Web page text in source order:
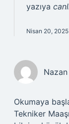
yazıya
Nisan 20, 2025
Nazan
Okumaya
Tekniker